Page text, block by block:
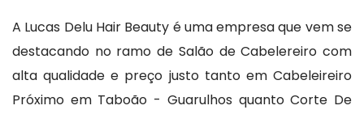
A Lucas Delu Hair Beauty é uma empresa que vem se
destacando no ramo de Salão de Cabelereiro com
alta qualidade e preço justo tanto em Cabeleireiro
Próximo em Taboão - Guarulhos quanto Corte De